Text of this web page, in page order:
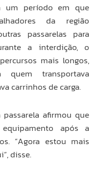
um período em que
da região
passarelas para
a interdição, o
mais longos,
quem transportava
carrinhos de carga.
afirmou que
após a
“Agora estou mais
disse.